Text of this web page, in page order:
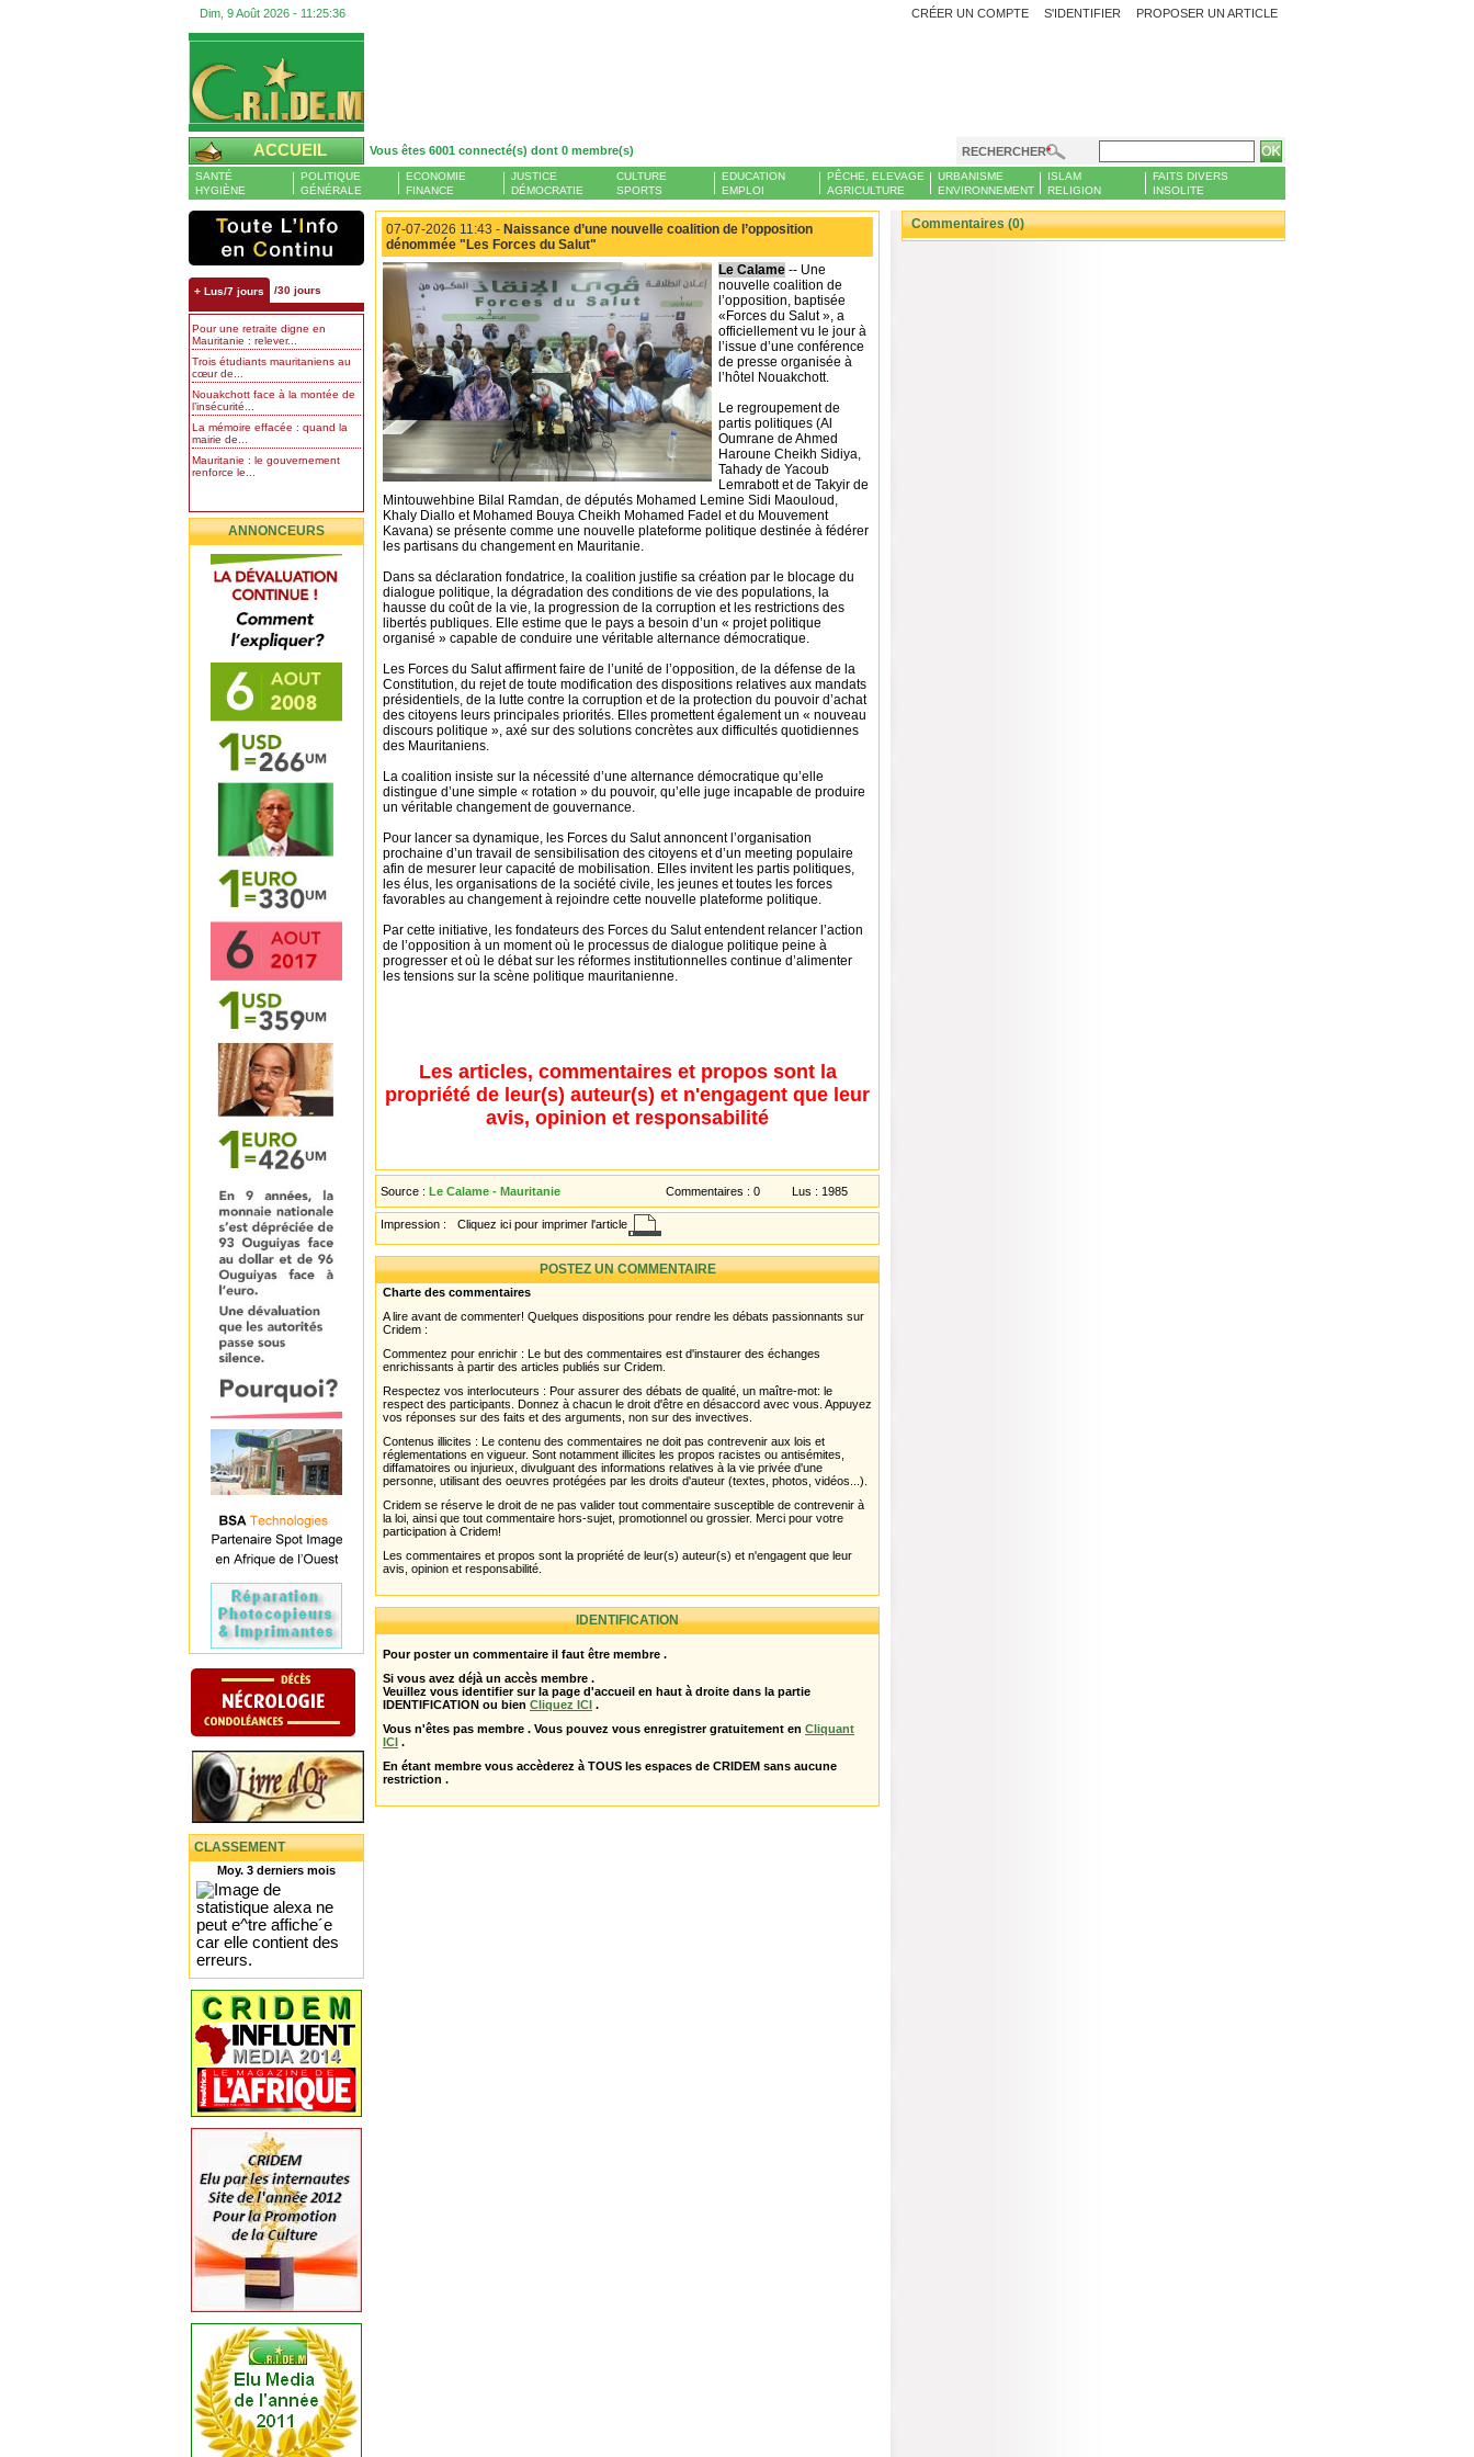
Dim, 9 Août 2026 - 11:25:37 PROPOSER UN ARTICLE
CRÉER UN COMPTE S'IDENTIFIER
ACCUEIL Vous êtes 6001 connecté(s) dont 0 membre(s) RECHERCHER
SANTÉ
HYGIÈNE
POLITIQUE
GÉNÉRALE
ECONOMIE
FINANCE
JUSTICE
DÉMOCRATIE
CULTURE
SPORTS
EDUCATION
EMPLOI
PÊCHE, ELEVAGE
AGRICULTURE
URBANISME
ENVIRONNEMENT
ISLAM
RELIGION
FAITS DIVERS
INSOLITE
+ Lus/7 jours /30 jours
Pour une retraite digne en
Mauritanie : relever...
Trois étudiants mauritaniens au
cœur de...
Nouakchott face à la montée de
l’insécurité...
La mémoire effacée : quand la
mairie de...
Mauritanie : le gouvernement
renforce le...
ANNONCEURS
CLASSEMENT
Moy. 3 derniers mois
07-07-2026 11:43 - Naissance d’une nouvelle coalition de l’opposition
dénommée "Les Forces du Salut"
Le Calame -- Une
nouvelle coalition de
l’opposition, baptisée
«Forces du Salut », a
officiellement vu le jour à
l’issue d’une conférence
de presse organisée à
l’hôtel Nouakchott.
Le regroupement de
partis politiques (Al
Oumrane de Ahmed
Haroune Cheikh Sidiya,
Tahady de Yacoub
Lemrabott et de Takyir de
Mintouwehbine Bilal Ramdan, de députés Mohamed Lemine Sidi Maouloud,
Khaly Diallo et Mohamed Bouya Cheikh Mohamed Fadel et du Mouvement
Kavana) se présente comme une nouvelle plateforme politique destinée à fédérer
les partisans du changement en Mauritanie.
Dans sa déclaration fondatrice, la coalition justifie sa création par le blocage du
dialogue politique, la dégradation des conditions de vie des populations, la
hausse du coût de la vie, la progression de la corruption et les restrictions des
libertés publiques. Elle estime que le pays a besoin d’un « projet politique
organisé » capable de conduire une véritable alternance démocratique.
Les Forces du Salut affirment faire de l’unité de l’opposition, de la défense de la
Constitution, du rejet de toute modification des dispositions relatives aux mandats
présidentiels, de la lutte contre la corruption et de la protection du pouvoir d’achat
des citoyens leurs principales priorités. Elles promettent également un « nouveau
discours politique », axé sur des solutions concrètes aux difficultés quotidiennes
des Mauritaniens.
La coalition insiste sur la nécessité d’une alternance démocratique qu’elle
distingue d’une simple « rotation » du pouvoir, qu’elle juge incapable de produire
un véritable changement de gouvernance.
Pour lancer sa dynamique, les Forces du Salut annoncent l’organisation
prochaine d’un travail de sensibilisation des citoyens et d’un meeting populaire
afin de mesurer leur capacité de mobilisation. Elles invitent les partis politiques,
les élus, les organisations de la société civile, les jeunes et toutes les forces
favorables au changement à rejoindre cette nouvelle plateforme politique.
Par cette initiative, les fondateurs des Forces du Salut entendent relancer l’action
de l’opposition à un moment où le processus de dialogue politique peine à
progresser et où le débat sur les réformes institutionnelles continue d’alimenter
les tensions sur la scène politique mauritanienne.
Les articles, commentaires et propos sont la
propriété de leur(s) auteur(s) et n'engagent que leur
avis, opinion et responsabilité
Source : Le Calame - Mauritanie Commentaires : 0 Lus : 1985
Impression : Cliquez ici pour imprimer l'article
POSTEZ UN COMMENTAIRE
Charte des commentaires
A lire avant de commenter! Quelques dispositions pour rendre les débats passionnants sur
Cridem :
Commentez pour enrichir : Le but des commentaires est d'instaurer des échanges
enrichissants à partir des articles publiés sur Cridem.
Respectez vos interlocuteurs : Pour assurer des débats de qualité, un maître-mot: le
respect des participants. Donnez à chacun le droit d'être en désaccord avec vous. Appuyez
vos réponses sur des faits et des arguments, non sur des invectives.
Contenus illicites : Le contenu des commentaires ne doit pas contrevenir aux lois et
réglementations en vigueur. Sont notamment illicites les propos racistes ou antisémites,
diffamatoires ou injurieux, divulguant des informations relatives à la vie privée d'une
personne, utilisant des oeuvres protégées par les droits d'auteur (textes, photos, vidéos...).
Cridem se réserve le droit de ne pas valider tout commentaire susceptible de contrevenir à
la loi, ainsi que tout commentaire hors-sujet, promotionnel ou grossier. Merci pour votre
participation à Cridem!
Les commentaires et propos sont la propriété de leur(s) auteur(s) et n'engagent que leur
avis, opinion et responsabilité.
IDENTIFICATION
Pour poster un commentaire il faut être membre .
Si vous avez déjà un accès membre .
Veuillez vous identifier sur la page d'accueil en haut à droite dans la partie
IDENTIFICATION ou bien Cliquez ICI .
Vous n'êtes pas membre . Vous pouvez vous enregistrer gratuitement en Cliquant
ICI .
En étant membre vous accèderez à TOUS les espaces de CRIDEM sans aucune
restriction .
Commentaires (0)